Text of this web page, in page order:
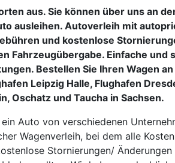
aus. Sie können über uns an
ausleihen. Autoverleih mit
und kostenlose
Fahrzeugübergabe. Einfache und
Bestellen Sie Ihren Wagen an
Leipzig Halle, Flughafen
Oschatz und Taucha in Sachsen.
Auto von verschiedenen
Wagenverleih, bei dem alle Kosten
Stornierungen/ Änderungen